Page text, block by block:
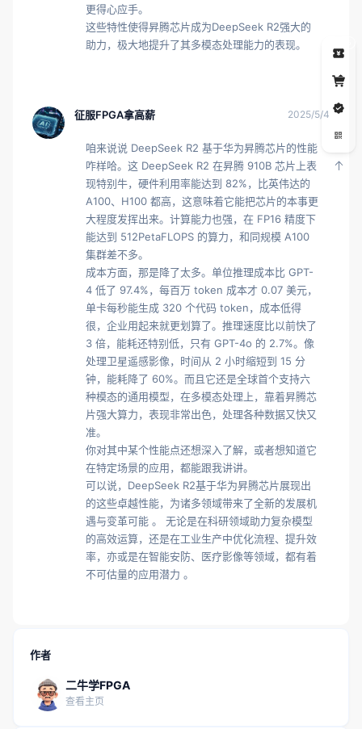
更得心应手。
这些特性使得昇腾芯片成为DeepSeek R2强大的
助力，极大地提升了其多模态处理能力的表现。
征服FPGA拿高薪 2025/5/4
咱来说说 DeepSeek R2 基于华为昇腾芯片的性能
咋样哈。这 DeepSeek R2 在昇腾 910B 芯片上表
现特别牛，硬件利用率能达到 82%，比英伟达的
A100、H100 都高，这意味着它能把芯片的本事更
大程度发挥出来。计算能力也强，在 FP16 精度下
能达到 512PetaFLOPS 的算力，和同规模 A100
集群差不多。
成本方面，那是降了太多。单位推理成本比 GPT-
4 低了 97.4%，每百万 token 成本才 0.07 美元，
单卡每秒能生成 320 个代码 token，成本低得
很，企业用起来就更划算了。推理速度比以前快了
3 倍，能耗还特别低，只有 GPT-4o 的 2.7%。像
处理卫星遥感影像，时间从 2 小时缩短到 15 分
钟，能耗降了 60%。而且它还是全球首个支持六
种模态的通用模型，在多模态处理上，靠着昇腾芯
片强大算力，表现非常出色，处理各种数据又快又
准。
你对其中某个性能点还想深入了解，或者想知道它
在特定场景的应用，都能跟我讲讲。
可以说，DeepSeek R2基于华为昇腾芯片展现出
的这些卓越性能，为诸多领域带来了全新的发展机
遇与变革可能 。 无论是在科研领域助力复杂模型
的高效运算，还是在工业生产中优化流程、提升效
率，亦或是在智能安防、医疗影像等领域，都有着
不可估量的应用潜力 。
作者
二牛学FPGA
查看主页